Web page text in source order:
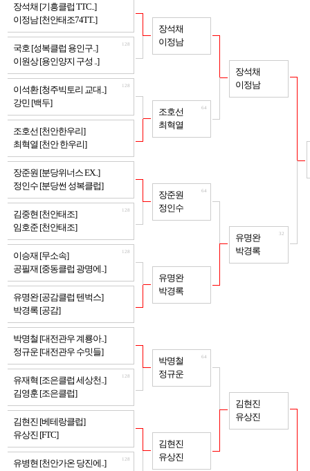
장석채 [기흥클럽 TTC..]
이정남 [천안태조74TT..]
국호 [성복클럽 용인구..]
이원상 [용인양지 구성 ..]
128
이석환 [청주빅토리 교대..]
강민 [백두]
128
조호선 [천안한우리]
최혁열 [천안 한우리]
장준원 [분당위너스 EX..]
정인수 [분당썬 성복클럽]
김중현 [천안태조]
임호준 [천안태조]
128
이승재 [무소속]
공필재 [중동클럽 광명에..]
128
유명완 [공감클럽 텐벅스]
박경록 [공감]
박명철 [대전관우 계룡아..]
정규운 [대전관우 수밋들]
유재혁 [조은클럽 세상천..]
김영훈 [조은클럽]
128
김현진 [베테랑클럽]
유상진 [FTC]
유병현 [천안가온 당진에..]
128
장석채
이정남
조호선
최혁열
64
장준원
정인수
64
유명완
박경록
박명철
정규운
64
김현진
유상진
장석채
이정남
유명완
박경록
32
김현진
유상진